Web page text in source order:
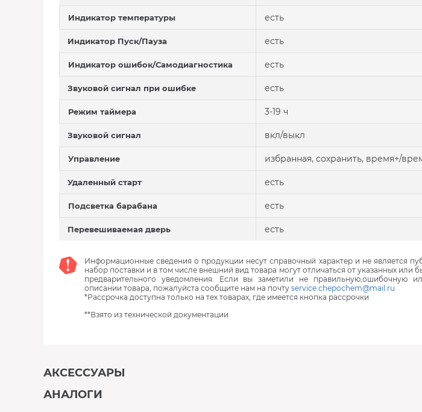
Индикатор температуры есть
Индикатор Пуск/Пауза есть
Индикатор ошибок/Самодиагностика есть
Звуковой сигнал при ошибке есть
Режим таймера 3-19 ч
Звуковой сигнал вкл/выкл
Управление избранная, сохранить, время+/
Удаленный старт есть
Подсветка барабана есть
Перевешиваемая дверь есть
Информационные сведения о продукции несут справочный характер и не является
набор поставки и в том числе внешний вид товара могут отличаться от указанных или
предварительного уведомления. Если вы заметили не правильную,ошибочную
описании товара, пожалуйста сообщите нам на почту service.chepochem@mail.ru
*Рассрочка доступна только на тех товарах, где имеется кнопка рассрочки
**Взято из технической документации
АКСЕССУАРЫ
АНАЛОГИ